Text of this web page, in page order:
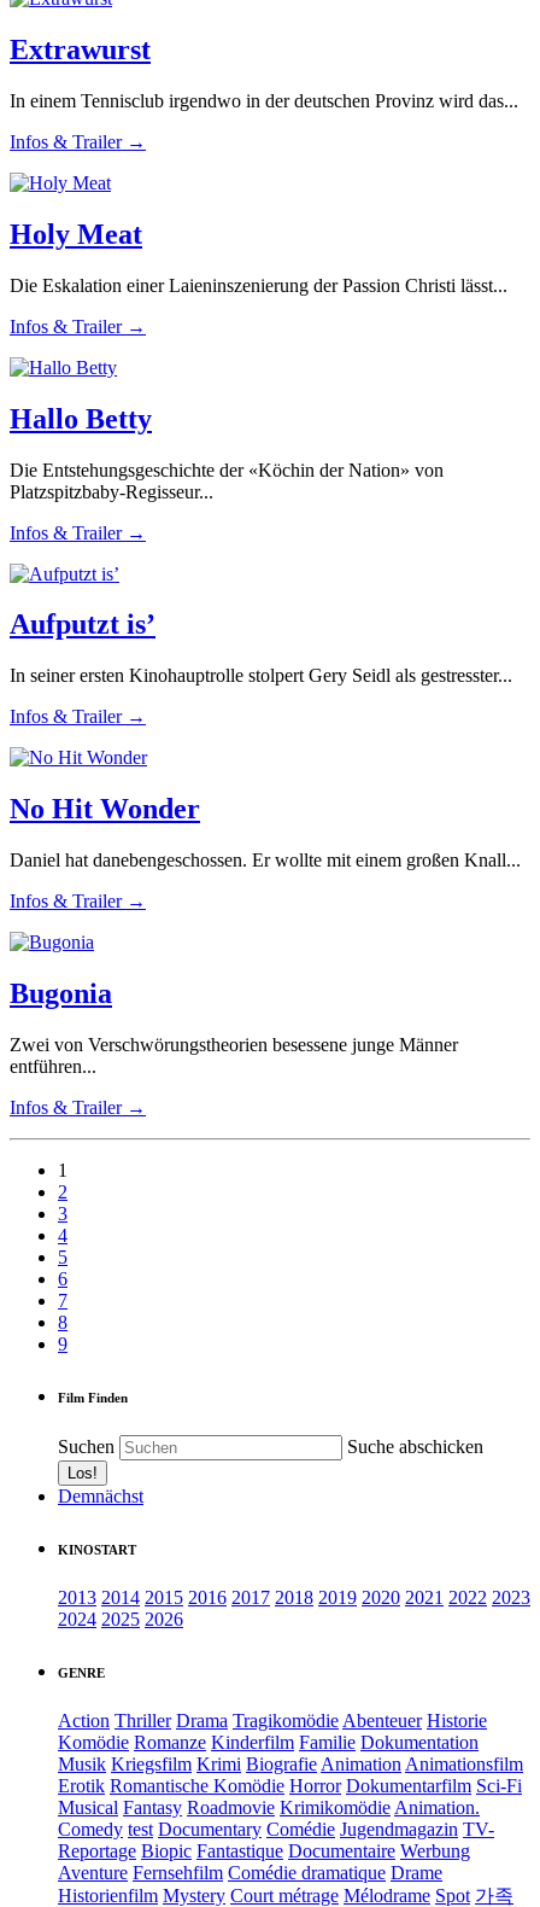
Extrawurst
In einem Tennisclub irgendwo in der deutschen Provinz wird das...
Infos & Trailer →
Holy Meat
Die Eskalation einer Laieninszenierung der Passion Christi lässt...
Infos & Trailer →
Hallo Betty
Die Entstehungsgeschichte der «Köchin der Nation» von
Platzspitzbaby-Regisseur...
Infos & Trailer →
Aufputzt is’
In seiner ersten Kinohauptrolle stolpert Gery Seidl als gestresster...
Infos & Trailer →
No Hit Wonder
Daniel hat danebengeschossen. Er wollte mit einem großen Knall...
Infos & Trailer →
Bugonia
Zwei von Verschwörungstheorien besessene junge Männer
entführen...
Infos & Trailer →
1
2
3
4
5
6
7
8
9
Film Finden
Suchen Suche abschicken
Demnächst
KINOSTART
2013 2014 2015 2016 2017 2018 2019 2020 2021 2022 2023
2024 2025 2026
GENRE
Action Thriller Drama Tragikomödie Abenteuer Historie
Komödie Romanze Kinderfilm Familie Dokumentation
Musik Kriegsfilm Krimi Biografie Animation Animationsfilm
Erotik Romantische Komödie Horror Dokumentarfilm Sci-Fi
Musical Fantasy Roadmovie Krimikomödie Animation.
Comedy test Documentary Comédie Jugendmagazin TV-
Reportage Biopic Fantastique Documentaire Werbung
Aventure Fernsehfilm Comédie dramatique Drame
Historienfilm Mystery Court métrage Mélodrame Spot 가족